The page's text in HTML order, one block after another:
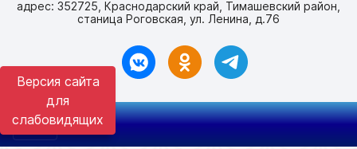
Версия сайта
для
слабовидящих
адрес: 352725, Краснодарский край, Тимашевский район,
станица Роговская, ул. Ленина, д.76